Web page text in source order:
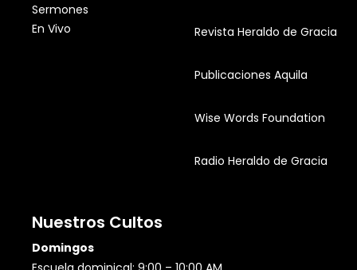
Sermones
En Vivo
Revista Heraldo de Gracia
Publicaciones Aquila
Wise Words Foundation
Radio Heraldo de Gracia
Nuestros Cultos
Domingos